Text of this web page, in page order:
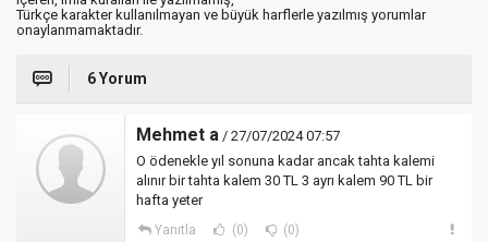
Türkçe karakter kullanılmayan ve büyük harflerle yazılmış yorumlar
onaylanmamaktadır.
6 Yorum
Mehmet a / 27/07/2024 07:57
O ödenekle yıl sonuna kadar ancak tahta kalemi
alınır bir tahta kalem 30 TL 3 ayrı kalem 90 TL bir
hafta yeter
Yanıtla (0) (0)